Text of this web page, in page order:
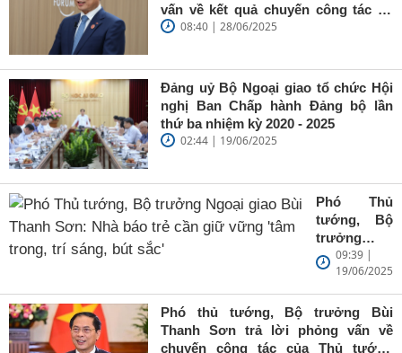
vấn về kết quả chuyến công tác tại
Trung Quốc của Thủ tướng Chính
08:40 | 28/06/2025
Đảng uỷ Bộ Ngoại giao tổ chức Hội
nghị Ban Chấp hành Đảng bộ lần
thứ ba nhiệm kỳ 2020 - 2025
02:44 | 19/06/2025
Phó Thủ
tướng, Bộ
trưởng
Ngoại giao
Bùi Thanh
Sơn: Nhà
báo trẻ cần
giữ vững
'tâm trong,
09:39 |
19/06/2025
Phó thủ tướng, Bộ trưởng Bùi
Thanh Sơn trả lời phỏng vấn về
chuyến công tác của Thủ tướng